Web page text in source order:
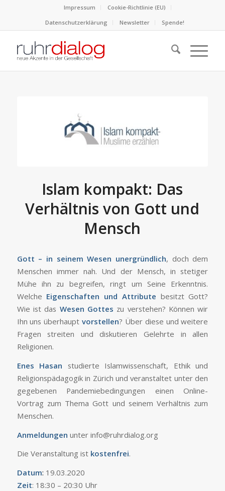
Impressum
Cookie-Richtlinie (EU)
Datenschutzerklärung
Newsletter Spende!
Islam kompakt: Das
Verhältnis von Gott und
Mensch
Gott – in seinem Wesen unergründlich, doch dem
Menschen immer nah. Und der Mensch, in stetiger
Mühe ihn zu begreifen, ringt um Seine Erkenntnis.
Welche Eigenschaften und Attribute besitzt Gott?
Wie ist das Wesen Gottes zu verstehen? Können wir
Ihn uns überhauptvorstellen? Über diese und weitere
Fragen streiten und diskutieren Gelehrte in allen
Religionen.
Enes Hasan studierte Islamwissenschaft, Ethik und
Religionspädagogik in Zürich und veranstaltet unter den
gegebenen Pandemiebedingungen einen Online-
Vortrag zum Thema Gott und seinem Verhältnis zum
Menschen.
Anmeldungen unter info@ruhrdialog.org
Die Veranstaltung ist kostenfrei.
Datum: 19.03.2020
Zeit: 18:30 – 20:30 Uhr